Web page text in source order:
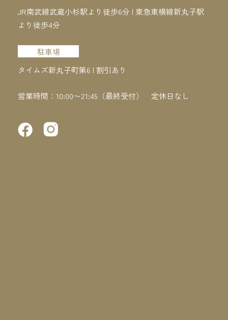
JR南武線武蔵小杉駅より徒歩6分 | 東急東横線新丸子駅
より徒歩4分
駐車場
タイムズ新丸子町第6 | 割引あり
営業時間：10:00〜21:45（最終受付） 定休日なし